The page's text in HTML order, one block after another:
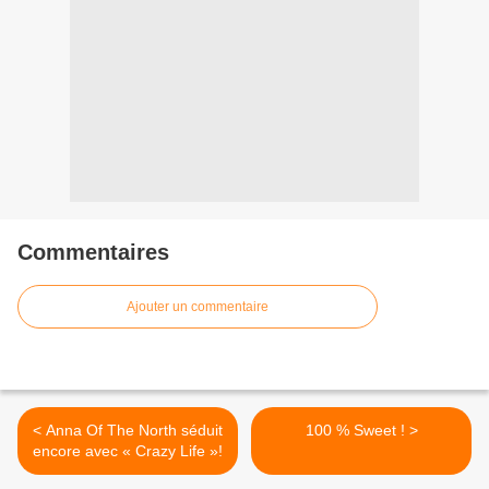
Commentaires
Ajouter un commentaire
< Anna Of The North séduit
encore avec « Crazy Life »!
100 % Sweet ! >